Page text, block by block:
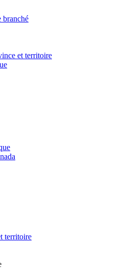
branché
et territoire
territoire